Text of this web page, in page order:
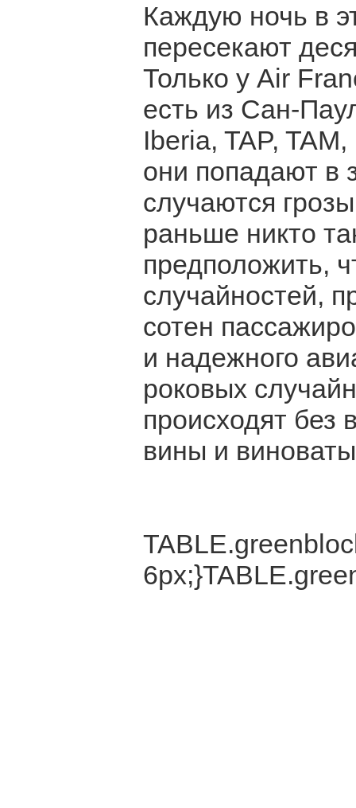
Каждую ночь в
пересекают
Только у Air
есть из Сан-
Iberia, TAP,
они попадают в
случаются
раньше никто
предположить,
случайностей,
сотен
и надежного
роковых
происходят без
вины и